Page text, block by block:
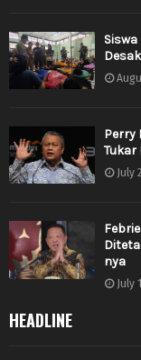
Perry
Tukar
July
nya
July
HEADLINE